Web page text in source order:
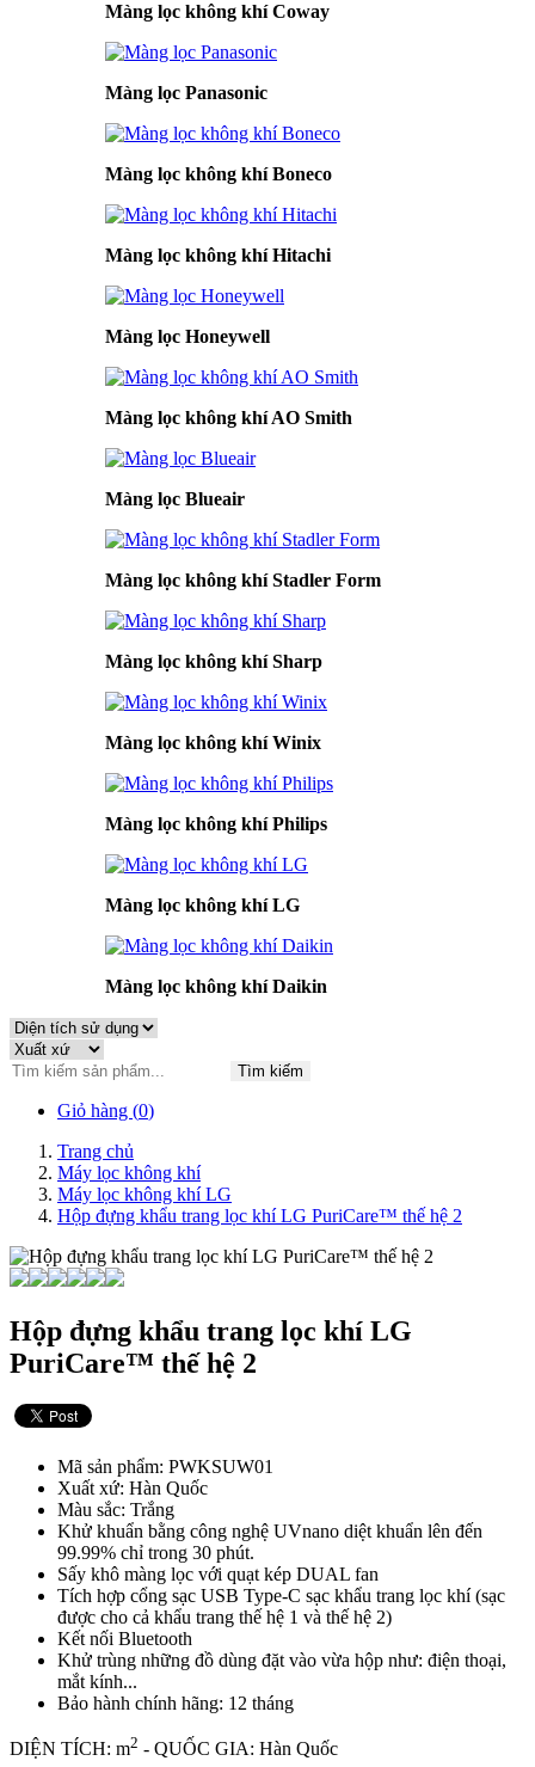
Màng lọc không khí Coway
Màng lọc Panasonic
Màng lọc không khí Boneco
Màng lọc không khí Hitachi
Màng lọc Honeywell
Màng lọc không khí AO Smith
Màng lọc Blueair
Màng lọc không khí Stadler Form
Màng lọc không khí Sharp
Màng lọc không khí Winix
Màng lọc không khí Philips
Màng lọc không khí LG
Màng lọc không khí Daikin
Tìm kiếm
Giỏ hàng (0)
Trang chủ
Máy lọc không khí
Máy lọc không khí LG
Hộp đựng khẩu trang lọc khí LG PuriCare™ thế hệ 2
Hộp đựng khẩu trang lọc khí LG
PuriCare™ thế hệ 2
Mã sản phẩm: PWKSUW01
Xuất xứ: Hàn Quốc
Màu sắc: Trắng
Khử khuẩn bằng công nghệ UVnano diệt khuẩn lên đến
99.99% chỉ trong 30 phút.
Sấy khô màng lọc với quạt kép DUAL fan
Tích hợp cổng sạc USB Type-C sạc khẩu trang lọc khí (sạc
được cho cả khẩu trang thế hệ 1 và thế hệ 2)
Kết nối Bluetooth
Khử trùng những đồ dùng đặt vào vừa hộp như: điện thoại,
mắt kính...
Bảo hành chính hãng: 12 tháng
DIỆN TÍCH: m2 - QUỐC GIA: Hàn Quốc